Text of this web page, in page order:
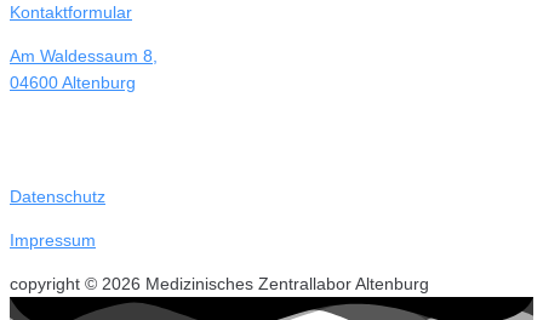
Kontaktformular
Am Waldessaum 8,
04600 Altenburg
Datenschutz
Impressum
copyright © 2026 Medizinisches Zentrallabor Altenburg